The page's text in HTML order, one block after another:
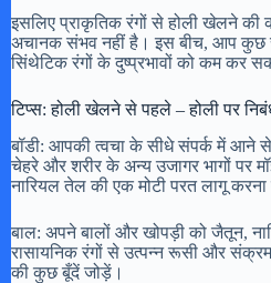
इसलिए प्राकृतिक रंगों से होली खेलने
अचानक संभव नहीं है। इस बीच, आप कुछ
सिंथेटिक रंगों के दुष्प्रभावों को कम कर
टिप्स: होली खेलने से पहले – होली पर
बॉडी: आपकी त्वचा के सीधे संपर्क में आने
चेहरे और शरीर के अन्य उजागर भागों पर
नारियल तेल की एक मोटी परत लागू करना
बाल: अपने बालों और खोपड़ी को जैतून,
रासायनिक रंगों से उत्पन्न रूसी और
की कुछ बूँदें जोड़ें।